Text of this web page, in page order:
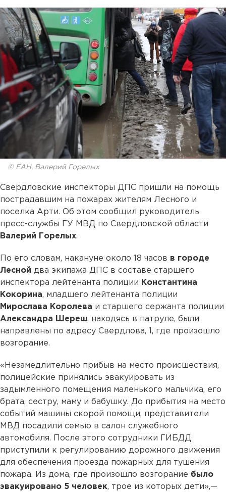
© ЕАН, Валерий Горелых
Свердловские инспекторы ДПС пришли на помощь
пострадавшим на пожарах жителям Лесного и
поселка Арти. Об этом сообщил руководитель
пресс-службы ГУ МВД по Свердловской области
Валерий Горелых.
По его словам, накануне около 18 часов в городе
Лесной два экипажа ДПС в составе старшего
инспектора лейтенанта полиции Константина
Кокорина, младшего лейтенанта полиции
Мирослава Королева и старшего сержанта полиции
Александра Шереш, находясь в патруле, были
направлены по адресу Свердлова, 1, где произошло
возгорание.
«Незамедлительно прибыв на место происшествия,
полицейские принялись эвакуировать из
задымленного помещения маленького мальчика, его
брата, сестру, маму и бабушку. До прибытия на место
событий машины скорой помощи, представители
МВД посадили семью в салон служебного
автомобиля. После этого сотрудники ГИБДД
приступили к регулированию дорожного движения
для обеспечения проезда пожарных для тушения
пожара. Из дома, где произошло возгорание было
эвакуировано 5 человек, трое из которых дети»,—